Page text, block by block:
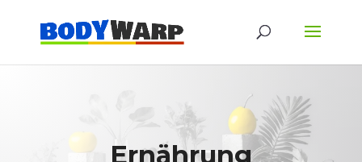
Ernährung